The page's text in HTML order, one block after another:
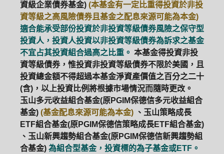
資級企業債券基金) (本基金有一定比重得投資於非投
資等級之高風險債券且基金之配息來源可能為本金)
適合能承受部份投資於非投資等級債券風險之保守型
投資人，投資人投資以非投資等級債券為訴求之基金
不宜占其投資組合過高之比重。 本基金得投資非投
資等級債券，惟投資非投資等級債券不限於美國，且
投資總金額不得超過本基金淨資產價值之百分之二十
(含)，以上投資比例將根據市場情況而隨時更改。
玉山多元收益組合基金(原PGIM保德信多元收益組合
基金) (基金配息來源可能為本金) 、玉山策略成長
ETF組合基金(原PGIM保德信策略成長ETF組合基金)
、玉山新興趨勢組合基金(原PGIM保德信新興趨勢組
合基金) 為組合型基金，投資標的為子基金或ETF。